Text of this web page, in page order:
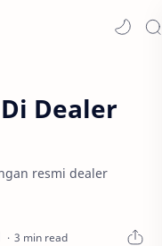
Dealer
resmi dealer
3 min read